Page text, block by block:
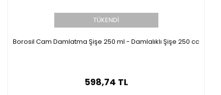
TÜKENDİ
Borosil Cam Damlatma Şişe 250 ml - Damlalıklı Şişe 250 cc
598,74 TL